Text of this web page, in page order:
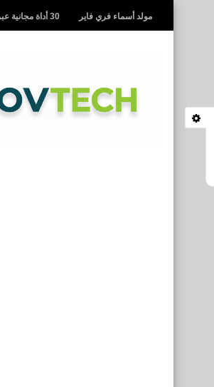
مولد أسماء فري فاير 30 أداة مجانية عبر الإنترنت